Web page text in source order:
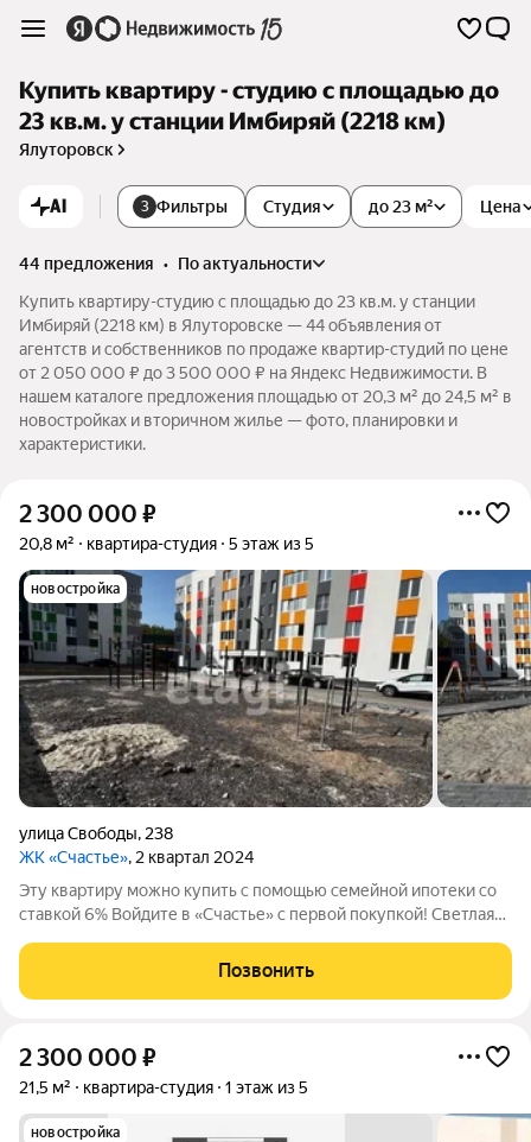
Купить квартиру - студию с площадью до
23 кв.м. у станции Имбиряй (2218 км)
Ялуторовск
AI 3 Фильтры Студия Цена
до 23 м²
44 предложения •
по актуальности
Купить квартиру-студию с площадью до 23 кв.м. у станции
Имбиряй (2218 км) в Ялуторовске — 44 объявления от
агентств и собственников по продаже квартир-студий по цене
от 2 050 000 ₽ до 3 500 000 ₽ на Яндекс Недвижимости. В
нашем каталоге предложения площадью от 20,3 м² до 24,5 м² в
новостройках и вторичном жилье — фото, планировки и
характеристики.
2 300 000 ₽
20,8 м² квартира-студия 5 этаж из 5
новостройка
улица Свободы, 238
ЖК «Счастье», 2 квартал 2024
Эту квартиру можно купить с помощью семейной ипотеки со
ставкой 6% Войдите в «Счастье» с первой покупкой! Светлая
городе Ялуторовске. Подъезд с лифтом, двор с зеленью,
лаундж-зоны. Рядом
Позвонить
2 300 000 ₽
21,5 м² квартира-студия 1 этаж из 5
новостройка